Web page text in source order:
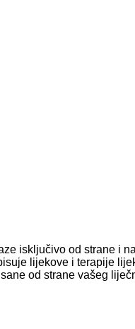
isključivo od strane i
lijekove i terapije
od strane vašeg